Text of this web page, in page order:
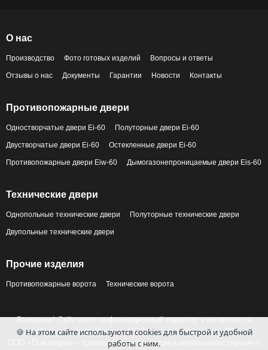
О нас
Производство Фото готовых изделий Вопросы и ответы
Отзывы о нас Документы Гарантии Новости Контакты
Противопожарные двери
Одностворчатые двери Ei-60 Полуторные двери Ei-60
Двустворчатые двери Ei-60 Остекленные двери Ei-60
Противопожарные двери Eiw-60 Дымогазонепроницаемые двери Eis-60
Технические двери
Однопольные технические двери Полуторные технические двери
Двупольные технические двери
Прочие изделия
Противопожарные ворота Технические ворота
Внимание! Сайт носит информационный характер и не является
публичной офертой по ст. 437 Гражданского кодекса РФ.
ООО «Пождвери» – противопожарные двери и металлоконструкции с
🍪 На этом сайте используются cookies для быстрой и удобной
работы с ним.